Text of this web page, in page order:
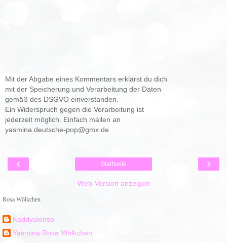
Mit der Abgabe eines Kommentars erklärst du dich
mit der Speicherung und Verarbeitung der Daten
gemäß des DSGVO einverstanden.
Ein Widerspruch gegen die Verarbeitung ist
jederzeit möglich. Einfach mailen an
yasmina.deutsche-pop@gmx.de
‹ ›
Startseite
Web-Version anzeigen
Rosa Wölkchen
Kaddyalonso
Yasmina Rosa Wölkchen